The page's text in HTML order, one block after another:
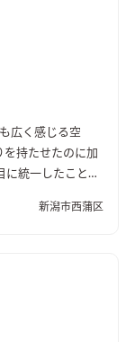
広く感じる空
に統一したことに
防音効果も担って
新潟市西蒲区